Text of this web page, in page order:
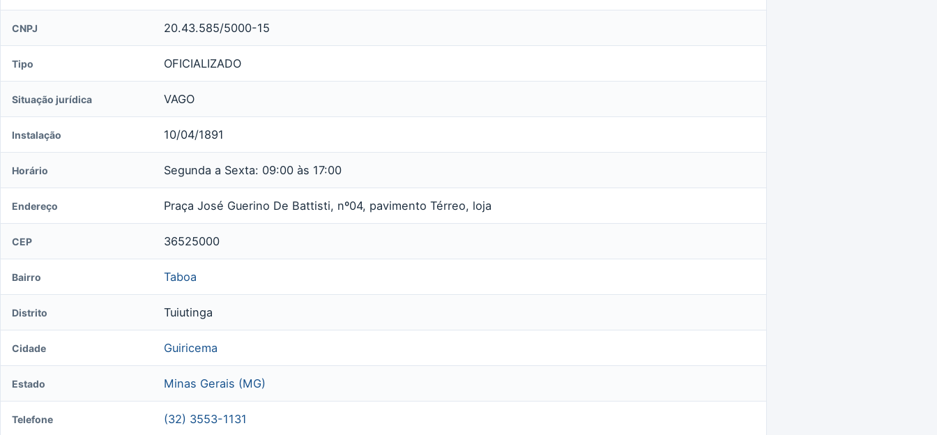
CNPJ 20.43.585/5000-15
Tipo OFICIALIZADO
Situação jurídica VAGO
Instalação 10/04/1891
Horário Segunda a Sexta: 09:00 às 17:00
Endereço Praça José Guerino De Battisti, nº04, pavimento Térreo, loja
CEP 36525000
Bairro Taboa
Distrito Tuiutinga
Cidade Guiricema
Estado Minas Gerais (MG)
Telefone (32) 3553-1131